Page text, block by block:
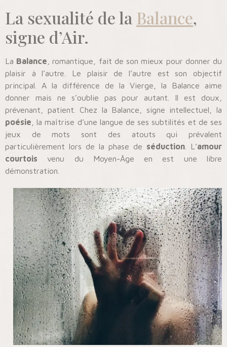
La sexualité de la Balance,
signe d’Air.
La Balance , romantique, fait de son mieux pour donner du
plaisir à l’autre. Le plaisir de l’autre est son objectif
principal. A la différence de la Vierge, la Balance aime
donner mais ne s’oublie pas pour autant. Il est doux,
prévenant, patient. Chez la Balance, signe intellectuel, la
poésie , la maîtrise d’une langue de ses subtilités et de ses
jeux de mots sont des atouts qui prévalent
particulièrement lors de la phase de séduction . L’amour
courtois venu du Moyen-Âge en est une libre
démonstration.